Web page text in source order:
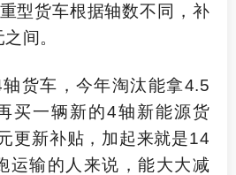
型货车根据轴数不同，补
间。
轴货车，今年淘汰能拿4.5
买一辆新的4轴新能源货
更新补贴，加起来就是14
运输的人来说，能大大减